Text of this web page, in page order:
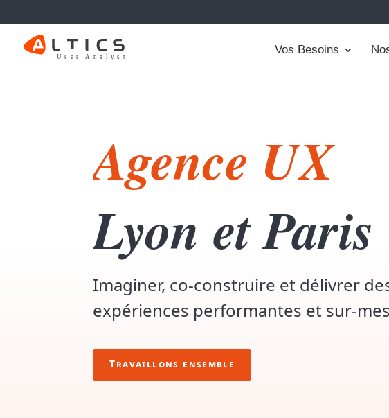
Vos Besoins
Agence UX
Lyon et Paris
Imaginer, co-construire et délivrer
expériences performantes et sur-
Travaillons ensemble